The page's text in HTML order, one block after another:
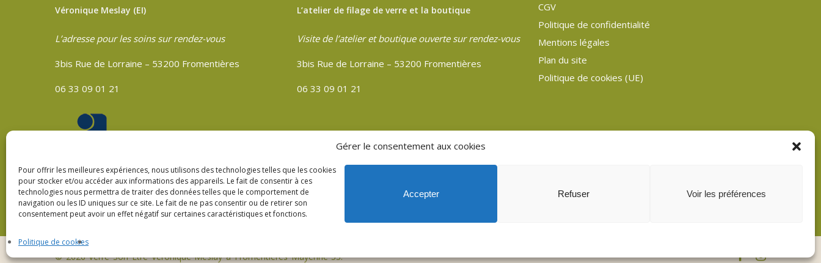
Gérer le consentement aux cookies
Pour offrir les meilleures expériences, nous utilisons des technologies telles que les cookies
pour stocker et/ou accéder aux informations des appareils. Le fait de consentir à ces
technologies nous permettra de traiter des données telles que le comportement de
navigation ou les ID uniques sur ce site. Le fait de ne pas consentir ou de retirer son
consentement peut avoir un effet négatif sur certaines caractéristiques et fonctions.
Accepter Refuser Voir les préférences
Politique de cookies
Véronique Meslay (EI)
L’adresse pour les soins sur rendez-vous
3bis Rue de Lorraine – 53200 Fromentières
06 33 09 01 21
L’atelier de filage de verre et la boutique
Visite de l’atelier et boutique ouverte sur rendez-vous
3bis Rue de Lorraine – 53200 Fromentières
06 33 09 01 21
CGV
Politique de confidentialité
Mentions légales
Plan du site
Politique de cookies (UE)
© 2026 Verre Son Être Véronique Meslay à Fromentières Mayenne 53.